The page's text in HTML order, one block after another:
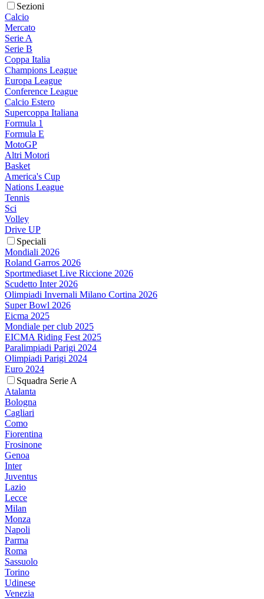
Sezioni
Calcio
Mercato
Serie A
Serie B
Coppa Italia
Champions League
Europa League
Conference League
Calcio Estero
Supercoppa Italiana
Formula 1
Formula E
MotoGP
Altri Motori
Basket
America's Cup
Nations League
Tennis
Sci
Volley
Drive UP
Speciali
Mondiali 2026
Roland Garros 2026
Sportmediaset Live Riccione 2026
Scudetto Inter 2026
Olimpiadi Invernali Milano Cortina 2026
Super Bowl 2026
Eicma 2025
Mondiale per club 2025
EICMA Riding Fest 2025
Paralimpiadi Parigi 2024
Olimpiadi Parigi 2024
Euro 2024
Squadra Serie A
Atalanta
Bologna
Cagliari
Como
Fiorentina
Frosinone
Genoa
Inter
Juventus
Lazio
Lecce
Milan
Monza
Napoli
Parma
Roma
Sassuolo
Torino
Udinese
Venezia